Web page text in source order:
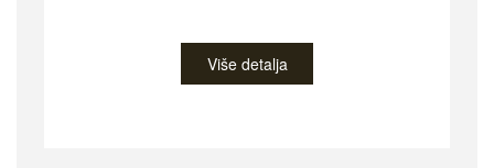
Više detalja